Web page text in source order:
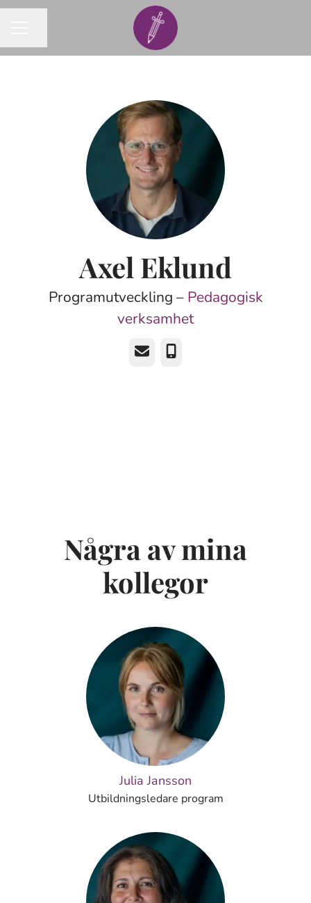
Axel Eklund
Programutveckling – Pedagogisk
verksamhet
E-post Telefon
Några av mina
kollegor
Julia Jansson
Utbildningsledare program